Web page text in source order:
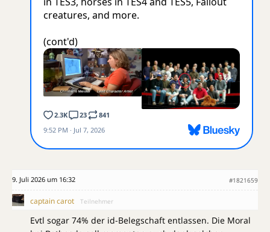
9. Juli 2026 um 16:32 #1821659
captain carot Teilnehmer
Evtl sogar 74% der id-Belegschaft entlassen. Die Moral